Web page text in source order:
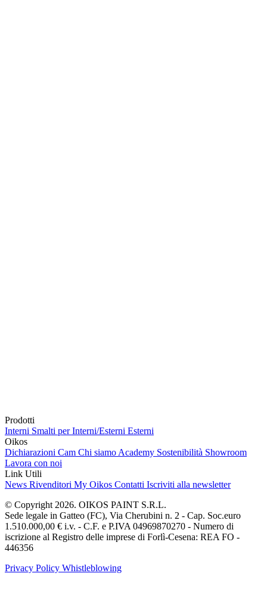
Prodotti
Interni Smalti per Interni/Esterni Esterni
Oikos
Dichiarazioni Cam Chi siamo Academy Sostenibilità Showroom
Lavora con noi
Link Utili
News Rivenditori My Oikos Contatti Iscriviti alla newsletter
© Copyright 2026. OIKOS PAINT S.R.L.
Sede legale in Gatteo (FC), Via Cherubini n. 2 - Cap. Soc.euro
1.510.000,00 € i.v. - C.F. e P.IVA 04969870270 - Numero di
iscrizione al Registro delle imprese di Forlì-Cesena: REA FO -
446356
Privacy Policy Whistleblowing